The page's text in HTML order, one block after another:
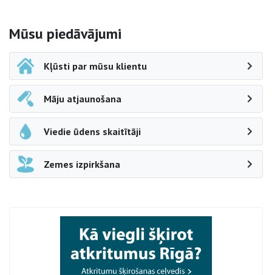
Sāna navigācija
Mūsu piedāvājumi
Kļūsti par mūsu klientu
Māju atjaunošana
Viedie ūdens skaitītāji
Zemes izpirkšana